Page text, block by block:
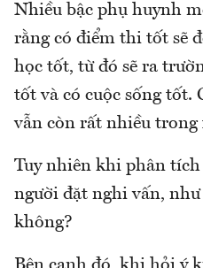
Nhiều bậc phụ huynh
rằng có điểm thi tốt sẽ
học tốt, từ đó sẽ ra
tốt và có cuộc sống tốt.
vẫn còn rất nhiều trong
Tuy nhiên khi phân tích
người đặt nghi vấn,
không?